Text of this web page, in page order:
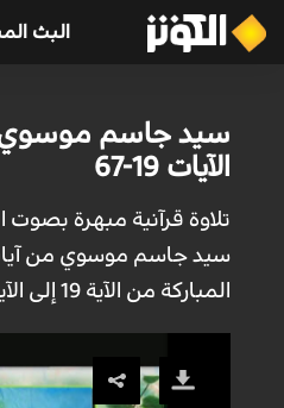
البث
سيد جاسم موسوي
الآيات 19-67
تلاوة قرآنية مبهرة بصوت
سيد جاسم موسوي من
المباركة من الآية 19 إلى الآية 67